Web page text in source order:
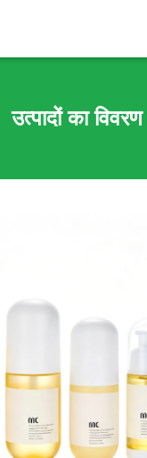
उत्पादों का विवरण